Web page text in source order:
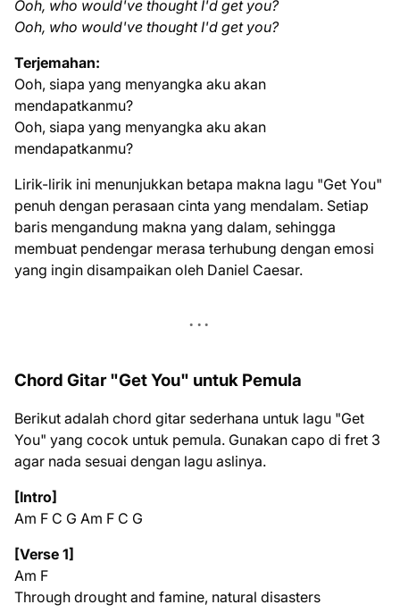
Ooh, who would've thought I'd get you?
Ooh, who would've thought I'd get you?
Terjemahan:
Ooh, siapa yang menyangka aku akan
mendapatkanmu?
Ooh, siapa yang menyangka aku akan
mendapatkanmu?
Lirik-lirik ini menunjukkan betapa makna lagu "Get You"
penuh dengan perasaan cinta yang mendalam. Setiap
baris mengandung makna yang dalam, sehingga
membuat pendengar merasa terhubung dengan emosi
yang ingin disampaikan oleh Daniel Caesar.
Chord Gitar "Get You" untuk Pemula
Berikut adalah chord gitar sederhana untuk lagu "Get
You" yang cocok untuk pemula. Gunakan capo di fret 3
agar nada sesuai dengan lagu aslinya.
[Intro]
Am F C G Am F C G
[Verse 1]
Am F
Through drought and famine, natural disasters